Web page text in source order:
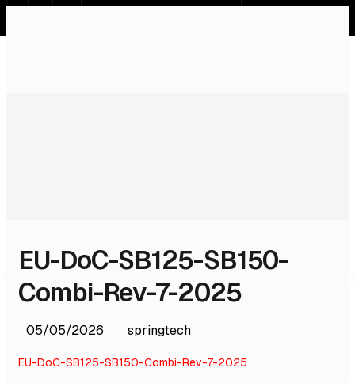
EU-DoC-SB125-SB150-
Combi-Rev-7-2025
05/05/2026 springtech
EU-DoC-SB125-SB150-Combi-Rev-7-2025